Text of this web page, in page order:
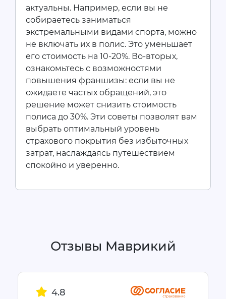
актуальны. Например, если вы не
собираетесь заниматься
экстремальными видами спорта, можно
не включать их в полис. Это уменьшает
его стоимость на 10-20%. Во-вторых,
ознакомьтесь с возможностями
повышения франшизы: если вы не
ожидаете частых обращений, это
решение может снизить стоимость
полиса до 30%. Эти советы позволят вам
выбрать оптимальный уровень
страхового покрытия без избыточных
затрат, наслаждаясь путешествием
спокойно и уверенно.
Отзывы Маврикий
4.8